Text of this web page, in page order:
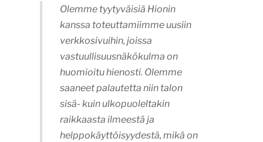
Olemme tyytyväisiä Hionin
kanssa toteuttamiimme uusiin
verkkosivuihin, joissa
vastuullisuusnäkökulma on
huomioitu hienosti. Olemme
saaneet palautetta niin talon
sisä- kuin ulkopuoleltakin
raikkaasta ilmeestä ja
helppokäyttöisyydestä, mikä on